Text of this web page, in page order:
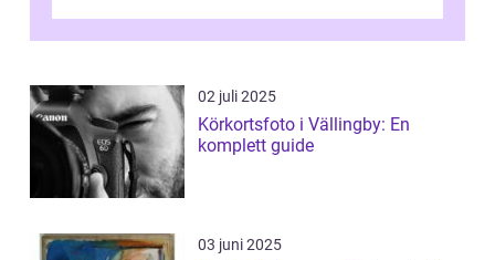
02 juli 2025
Körkortsfoto i Vällingby: En
komplett guide
03 juni 2025